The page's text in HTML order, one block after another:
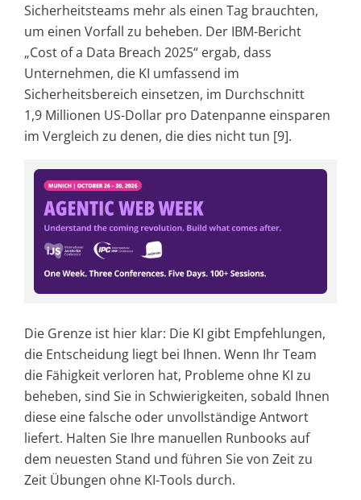
Sicherheitsteams mehr als einen Tag brauchten,
um einen Vorfall zu beheben. Der IBM-Bericht
„Cost of a Data Breach 2025“ ergab, dass
Unternehmen, die KI umfassend im
Sicherheitsbereich einsetzen, im Durchschnitt
1,9 Millionen US-Dollar pro Datenpanne einsparen
im Vergleich zu denen, die dies nicht tun [9].
Die Grenze ist hier klar: Die KI gibt Empfehlungen,
die Entscheidung liegt bei Ihnen. Wenn Ihr Team
die Fähigkeit verloren hat, Probleme ohne KI zu
beheben, sind Sie in Schwierigkeiten, sobald Ihnen
diese eine falsche oder unvollständige Antwort
liefert. Halten Sie Ihre manuellen Runbooks auf
dem neuesten Stand und führen Sie von Zeit zu
Zeit Übungen ohne KI-Tools durch.